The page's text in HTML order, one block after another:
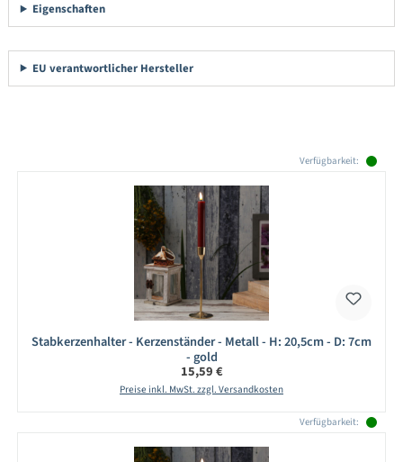
Eigenschaften
EU verantwortlicher Hersteller
Verfügbarkeit:
Stabkerzenhalter - Kerzenständer - Metall - H: 20,5cm - D: 7cm
- gold
Regulärer Preis:
15,59 €
Preise inkl. MwSt. zzgl. Versandkosten
Verfügbarkeit: